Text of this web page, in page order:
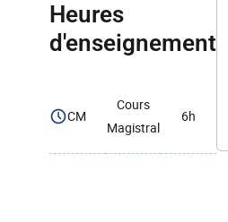
Heures
d'enseignement
CM
Cours
Magistral
6h